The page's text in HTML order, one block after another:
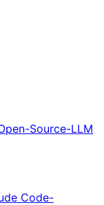
Source-LLM
Code-